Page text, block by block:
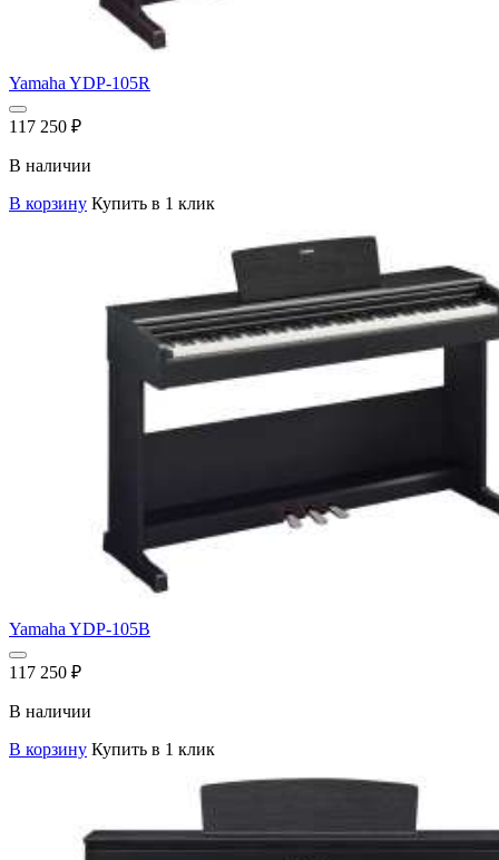
Yamaha YDP-105R
117 250 ₽
В наличии
В корзину Купить в 1 клик
Yamaha YDP-105B
117 250 ₽
В наличии
В корзину Купить в 1 клик